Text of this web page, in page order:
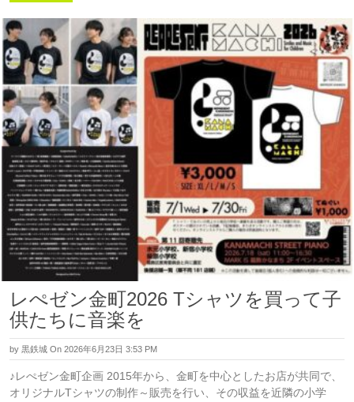
レぺゼン金町2026 Tシャツを買って子
供たちに音楽を
by 黒鉄城 On 2026年6月23日 3:53 PM
♪レぺゼン金町企画 2015年から、金町を中心としたお店が共同で、
オリジナルTシャツの制作～販売を行い、その収益を近隣の小学